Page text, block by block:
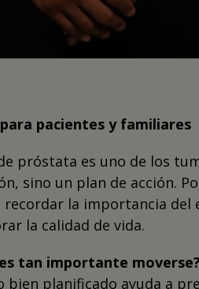
pacientes y familiares
próstata es uno de los
sino un plan de acción.
recordar la importancia del
la calidad de vida.
tan importante moverse?
bien planificado ayuda a